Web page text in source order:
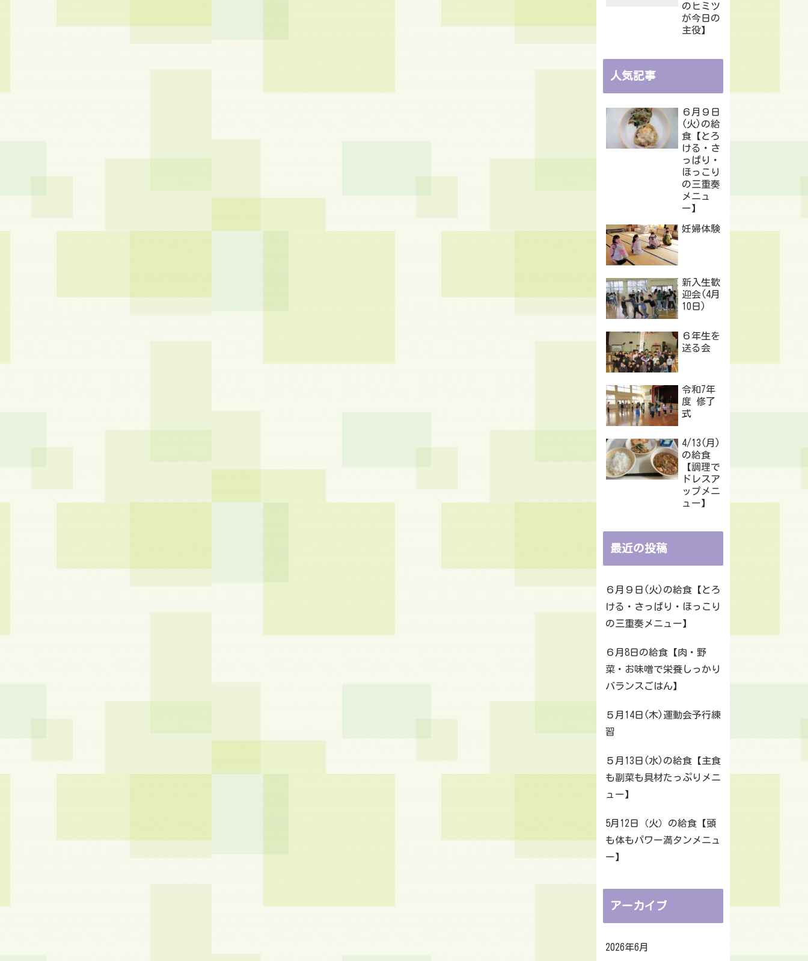
のヒミツ
が今日の
主役】
人気記事
６月９日
(火)の給
食【とろ
ける・さ
っぱり・
ほっこり
の三重奏
メニュ
ー】
妊婦体験
新入生歓
迎会(4月
10日)
６年生を
送る会
令和7年
度 修了
式
4/13(月)
の給食
【調理で
ドレスア
ップメニ
ュー】
最近の投稿
６月９日(火)の給食【とろ
ける・さっぱり・ほっこり
の三重奏メニュー】
６月8日の給食【肉・野
菜・お味噌で栄養しっかり
バランスごはん】
５月14日(木)運動会予行練
習
５月13日(水)の給食【主食
も副菜も具材たっぷりメニ
ュー】
5月12日（火）の給食【頭
も体もパワー満タンメニュ
ー】
アーカイブ
2026年6月